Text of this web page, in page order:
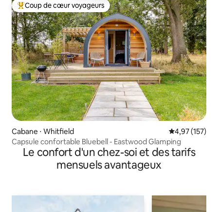
Coups de cœur voyageurs les plus appréciés
Coup de cœur voyageurs
Cabane ⋅ Whitfield Évaluation
4,97 (157)
Capsule confortable Bluebell - Eastwood Glamping
Le confort d'un chez-soi et des tarifs
mensuels avantageux